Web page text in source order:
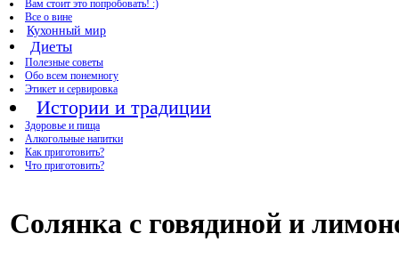
Вам стоит это попробовать! :)
Все о вине
Кухонный мир
Диеты
Полезные советы
Обо всем понемногу
Этикет и сервировка
Истории и традиции
Здоровье и пища
Алкогольные напитки
Как приготовить?
Что приготовить?
Солянка с говядиной и